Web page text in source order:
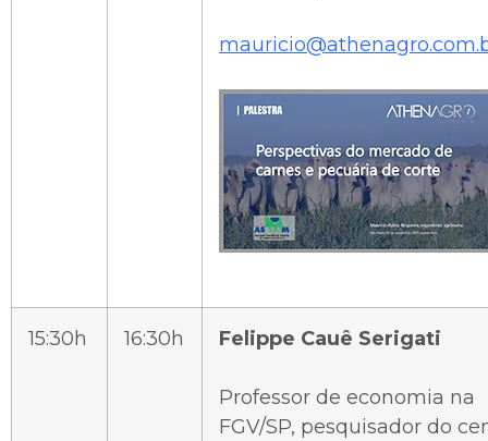
15:30h 16:30h Felippe Cauê Serigati
Professor de economia na
FGV/SP, pesquisador do